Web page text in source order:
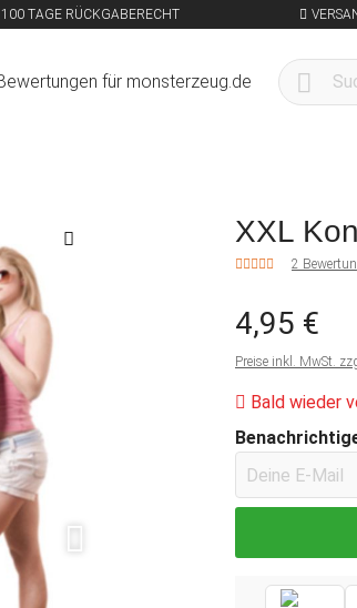
100 TAGE RÜCKGABERECHT
XXL
2
4,95 €
Preise inkl. MwSt.
Bald wieder